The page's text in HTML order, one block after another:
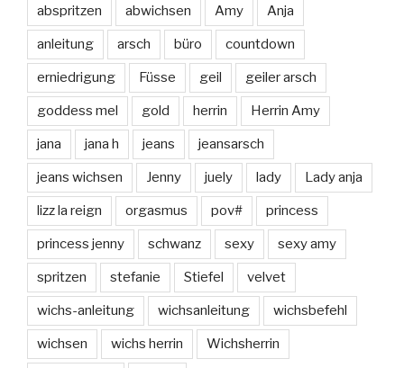
abspritzen abwichsen Amy Anja
anleitung arsch büro countdown
erniedrigung Füsse geil geiler arsch
goddess mel gold herrin Herrin Amy
jana jana h jeans jeansarsch
jeans wichsen Jenny juely lady Lady anja
lizz la reign orgasmus pov# princess
princess jenny schwanz sexy sexy amy
spritzen stefanie Stiefel velvet
wichs-anleitung wichsanleitung wichsbefehl
wichsen wichs herrin Wichsherrin